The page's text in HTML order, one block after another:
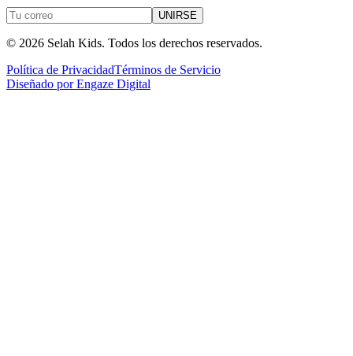
UNIRSE
© 2026 Selah Kids. Todos los derechos reservados.
Política de PrivacidadTérminos de Servicio
Diseñado porEngaze Digital